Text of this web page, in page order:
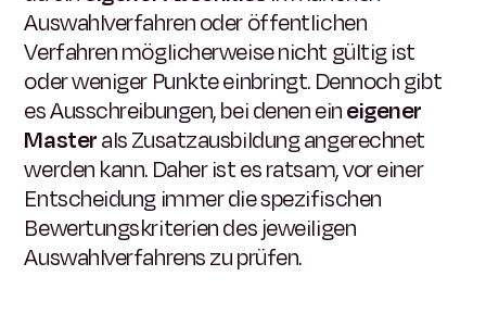
Auswahlverfahren oder öffentlichen
Verfahren möglicherweise nicht gültig ist
oder weniger Punkte einbringt. Dennoch gibt
es Ausschreibungen, bei denen eineigener
Masterals Zusatzausbildung angerechnet
werden kann. Daher ist es ratsam, vor einer
Entscheidung immer die spezifischen
Bewertungskriterien des jeweiligen
Auswahlverfahrens zu prüfen.